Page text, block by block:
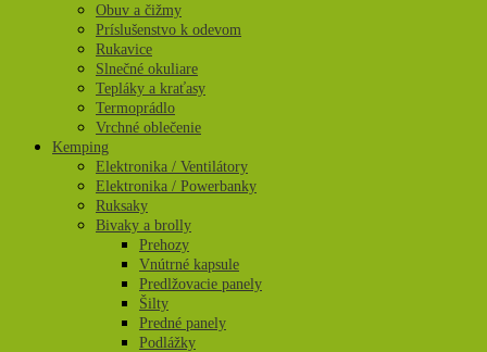
Obuv a čižmy
Príslušenstvo k odevom
Rukavice
Slnečné okuliare
Tepláky a kraťasy
Termoprádlo
Vrchné oblečenie
Kemping
Elektronika / Ventilátory
Elektronika / Powerbanky
Ruksaky
Bivaky a brolly
Prehozy
Vnútrné kapsule
Predlžovacie panely
Šilty
Predné panely
Podlážky